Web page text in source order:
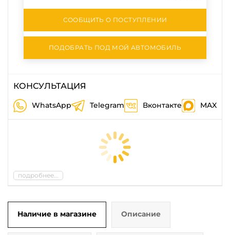
СООБЩИТЬ О ПОСТУПЛЕНИИ
ПОДОБРАТЬ ПОД МОЙ АВТОМОБИЛЬ
КОНСУЛЬТАЦИЯ
WhatsApp Telegram Вконтакте MAX
подробнее...
Наличие в магазине Описание